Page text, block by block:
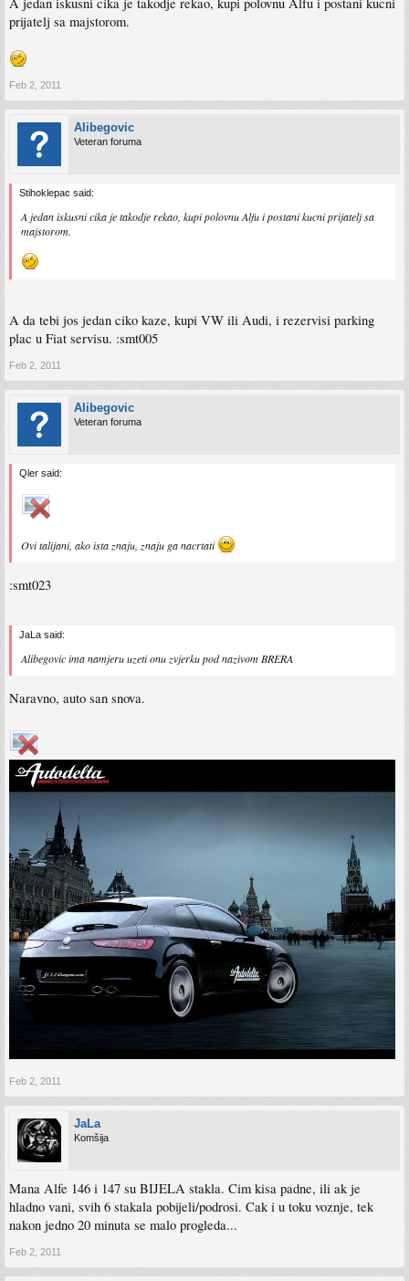
prijatelj sa majstorom.
Feb 2, 2011
Alibegovic
Veteran foruma
Stihoklepac said:
A jedan iskusni cika je takodje rekao, kupi polovnu Alfu i postani kucni prijatelj sa
majstorom.
A da tebi jos jedan ciko kaze, kupi VW ili Audi, i rezervisi parking
plac u Fiat servisu. :smt005
Feb 2, 2011
Alibegovic
Veteran foruma
Qler said:
Ovi talijani, ako ista znaju, znaju ga nacrtati
:smt023
JaLa said:
Alibegovic ima namjeru uzeti onu zvjerku pod nazivom BRERA
Naravno, auto san snova.
Feb 2, 2011
JaLa
Komšija
Mana Alfe 146 i 147 su BIJELA stakla. Cim kisa padne, ili ak je
hladno vani, svih 6 stakala pobijeli/podrosi. Cak i u toku voznje, tek
nakon jedno 20 minuta se malo progleda...
Feb 2, 2011